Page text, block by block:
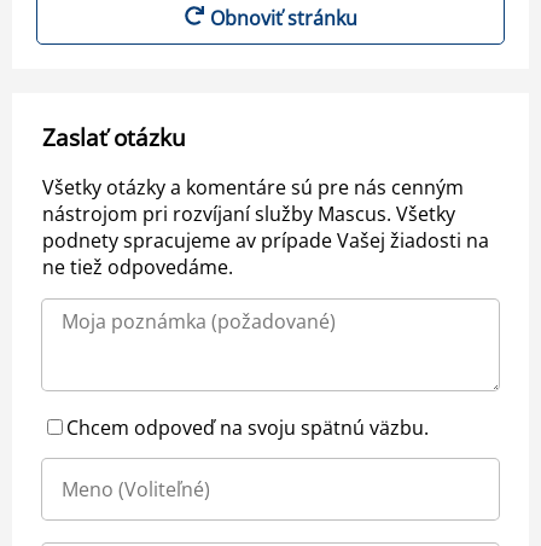
Obnoviť stránku
Zaslať otázku
Všetky otázky a komentáre sú pre nás cenným
nástrojom pri rozvíjaní služby Mascus. Všetky
podnety spracujeme av prípade Vašej žiadosti na
ne tiež odpovedáme.
Chcem odpoveď na svoju spätnú väzbu.